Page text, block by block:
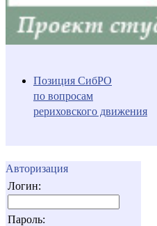
Позиция СибРО
по вопросам
рериховского движения
Авторизация
Логин:
Пароль: